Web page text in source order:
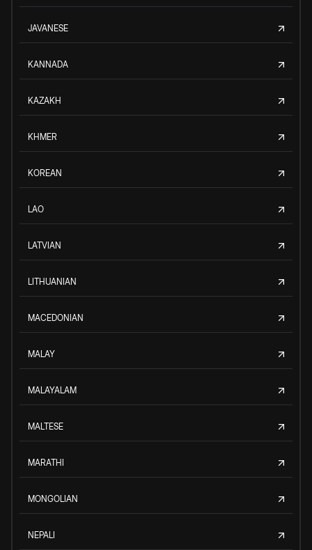
JAVANESE
KANNADA
KAZAKH
KHMER
KOREAN
LAO
LATVIAN
LITHUANIAN
MACEDONIAN
MALAY
MALAYALAM
MALTESE
MARATHI
MONGOLIAN
NEPALI